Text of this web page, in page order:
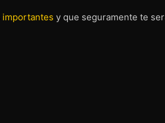
importantes y que seguramente te